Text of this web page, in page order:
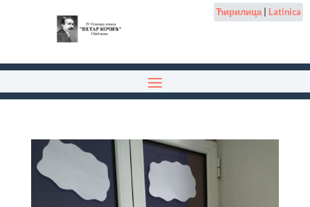
Ћирилица| Latinica